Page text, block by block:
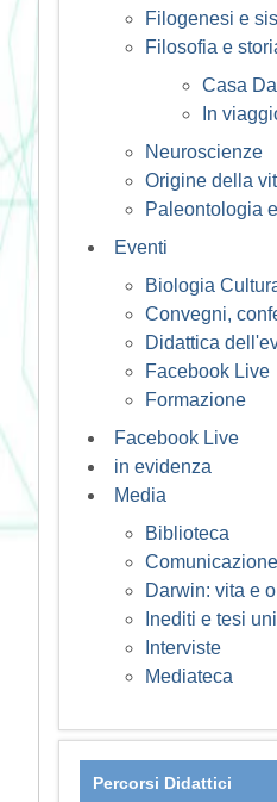
Filogenesi e
Filosofia e
Casa
In
Neuroscienze
Origine della
Paleontologia
Eventi
Biologia
Convegni,
Didattica
Facebook Live
Formazione
Facebook Live
in evidenza
Media
Biblioteca
Darwin: vita e
Inediti e tesi
Interviste
Mediateca
Percorsi Didattici